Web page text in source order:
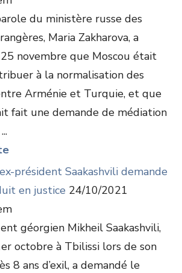
du ministère russe des
Maria Zakharova, a
novembre que Moscou était
à la normalisation des
Arménie et Turquie, et que
fait une demande de médiation
président Saakashvili demande
en justice 24/10/2021
géorgien Mikheil Saakashvili,
octobre à Tbilissi lors de son
8 ans d’exil, a demandé le